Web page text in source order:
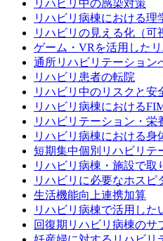
リハビリ中の感染対策
リハビリ病棟における理
リハビリの見える化（可
ゲーム・VRを活用したリ
通所リハビリテーション
リハビリ患者の転院
リハビリ中のリスクと安
リハビリ病棟における
リハビリテーション・栄
リハビリ病棟における身
短期集中個別リハビリテ
リハビリ病棟・施設で取
リハビリに必要なホスピ
生活機能向上連携加算
リハビリ病棟で活用した
回復期リハビリ病棟のサ